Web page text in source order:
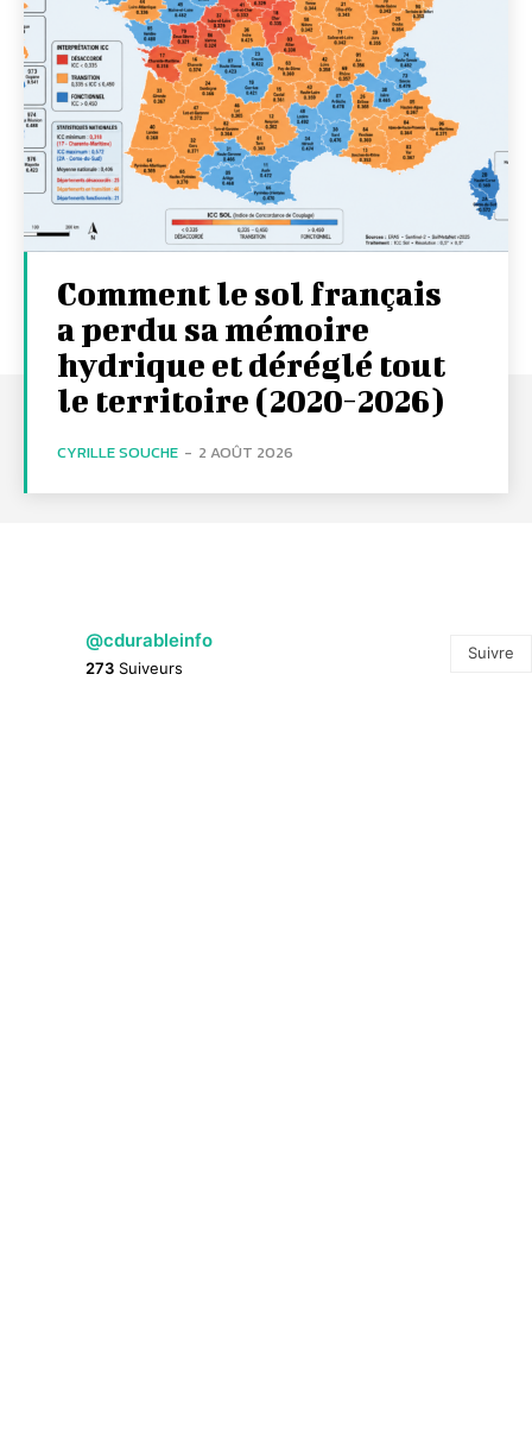
Comment le sol français
a perdu sa mémoire
hydrique et déréglé tout
le territoire (2020-2026)
CYRILLE SOUCHE - 2 AOÛT 2026
@cdurableinfo
273 Suiveurs
Suivre